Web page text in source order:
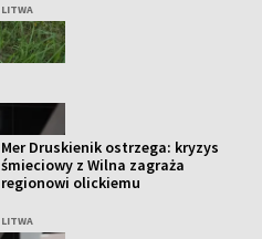
LITWA
Mer Druskienik ostrzega: kryzys
śmieciowy z Wilna zagraża
regionowi olickiemu
LITWA